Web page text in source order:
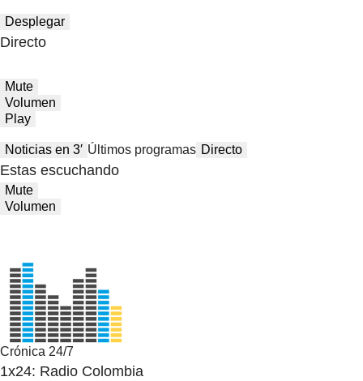
Desplegar
Directo
Mute
Volumen
Play
Noticias en 3′ Últimos programas Directo
Estas escuchando
Mute
Volumen
Crónica 24/7
1x24: Radio Colombia